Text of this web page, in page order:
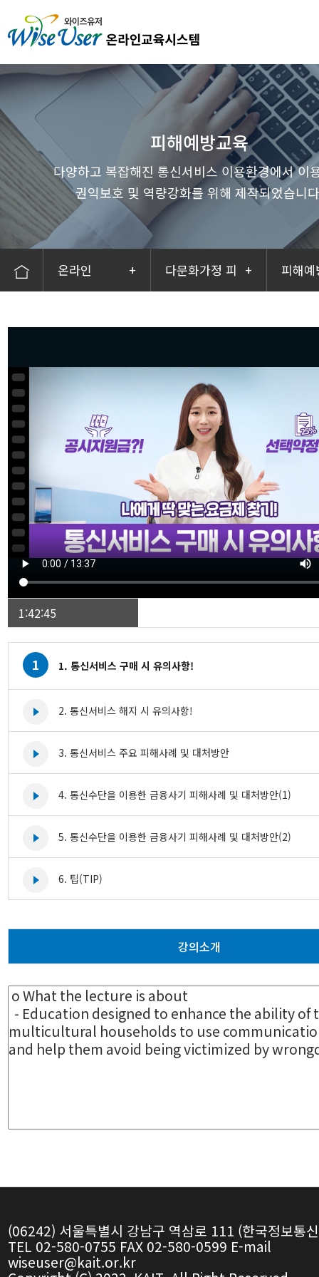
피해예방교육
다양하고 복잡해진 통신서비스 이용환경에서 이
권익보호 및 역량강화를 위해 제작되었습니
온라인 + 다문화가정 피 + 피해
1:42:45
1 1. 통신서비스 구매 시 유의사항!
2. 통신서비스 해지 시 유의사항!
3. 통신서비스 주요 피해사례 및 대처방안
4. 통신수단을 이용한 금융사기 피해사례 및 대처방안(1)
5. 통신수단을 이용한 금융사기 피해사례 및 대처방안(2)
6. 팁(TIP)
강의소개
(06242) 서울특별시 강남구 역삼로 111 (한국정보통
TEL 02-580-0755 FAX 02-580-0599 E-mail
wiseuser@kait.or.kr